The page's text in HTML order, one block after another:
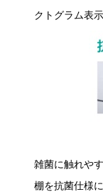
クトグラム表示
雑菌に触れや
棚を抗菌仕様